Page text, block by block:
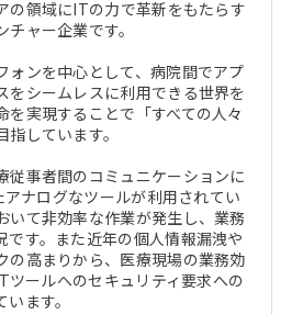
の領域にITの力で革新をもたらす
ャー企業です。
ォンを中心として、病院間でアプ
をシームレスに利用できる世界を
を実現することで「すべての人々
しています。
従事者間のコミュニケーションに
アナログなツールが利用されてい
いて非効率な作業が発生し、業務
です。また近年の個人情報漏洩や
の高まりから、医療現場の業務効
ツールへのセキュリティ要求への
ます。